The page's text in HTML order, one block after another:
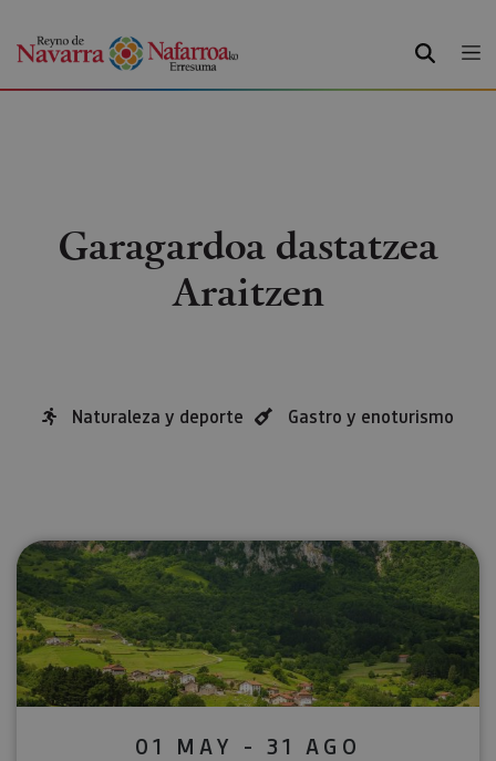
BILATU
Garagardoa dastatzea
Araitzen
Naturaleza y deporte Gastro y enoturismo
01 MAY - 31 AGO